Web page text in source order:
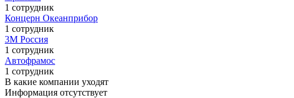
1 сотрудник
Концерн Океанприбор
1 сотрудник
3M Россия
1 сотрудник
Автофрамос
1 сотрудник
В какие компании уходят
Информация отсутствует